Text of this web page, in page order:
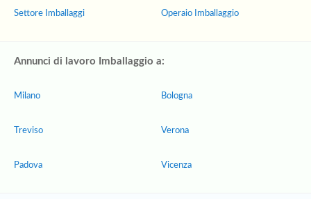
Settore Imballaggi Operaio Imballaggio
Annunci di lavoro Imballaggio a:
Milano
Treviso
Padova
Bologna
Verona
Vicenza